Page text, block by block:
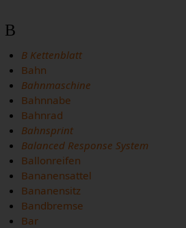
B
B Kettenblatt
Bahn
Bahnmaschine
Bahnnabe
Bahnrad
Bahnsprint
Balanced Response System
Ballonreifen
Bananensattel
Bananensitz
Bandbremse
Bar